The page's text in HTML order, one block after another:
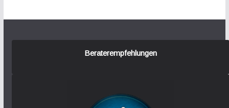
Beraterempfehlungen